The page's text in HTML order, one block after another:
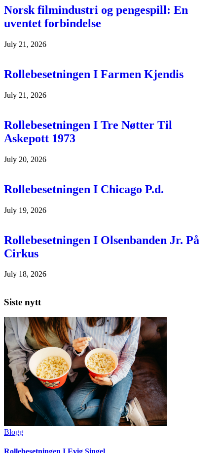
Norsk filmindustri og pengespill: En
uventet forbindelse
July 21, 2026
Rollebesetningen I Farmen Kjendis
July 21, 2026
Rollebesetningen I Tre Nøtter Til
Askepott 1973
July 20, 2026
Rollebesetningen I Chicago P.d.
July 19, 2026
Rollebesetningen I Olsenbanden Jr. På
Cirkus
July 18, 2026
Siste nytt
Blogg